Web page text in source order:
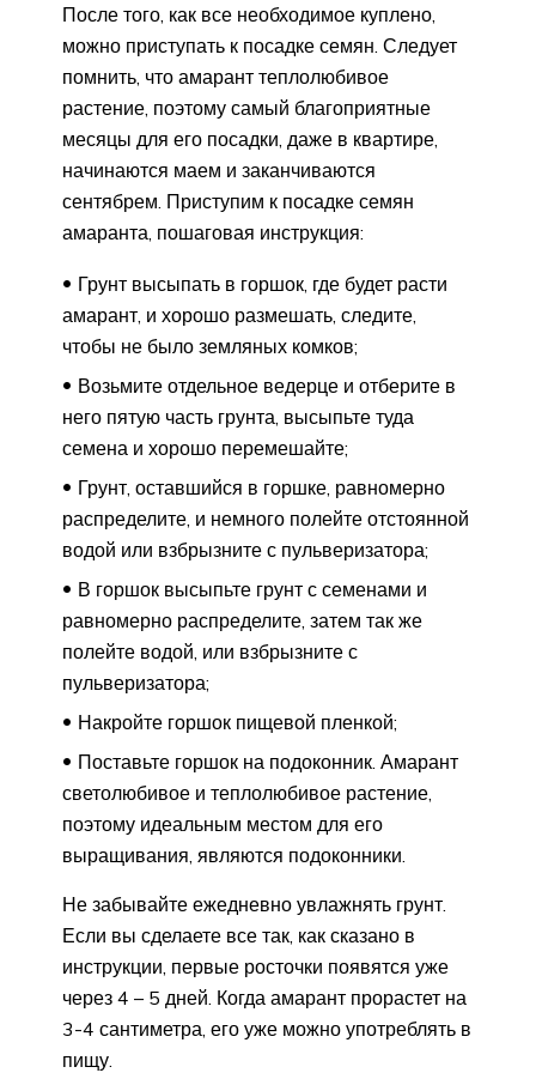
После того, как все необходимое куплено,
можно приступать к посадке семян. Следует
помнить, что амарант теплолюбивое
растение, поэтому самый благоприятные
месяцы для его посадки, даже в квартире,
начинаются маем и заканчиваются
сентябрем. Приступим к посадке семян
амаранта, пошаговая инструкция:
Грунт высыпать в горшок, где будет расти
амарант, и хорошо размешать, следите,
чтобы не было земляных комков;
Возьмите отдельное ведерце и отберите в
него пятую часть грунта, высыпьте туда
семена и хорошо перемешайте;
Грунт, оставшийся в горшке, равномерно
распределите, и немного полейте отстоянной
водой или взбрызните с пульверизатора;
В горшок высыпьте грунт с семенами и
равномерно распределите, затем так же
полейте водой, или взбрызните с
пульверизатора;
Накройте горшок пищевой пленкой;
Поставьте горшок на подоконник. Амарант
светолюбивое и теплолюбивое растение,
поэтому идеальным местом для его
выращивания, являются подоконники.
Не забывайте ежедневно увлажнять грунт.
Если вы сделаете все так, как сказано в
инструкции, первые росточки появятся уже
через 4 – 5 дней. Когда амарант прорастет на
3-4 сантиметра, его уже можно употреблять в
пищу.